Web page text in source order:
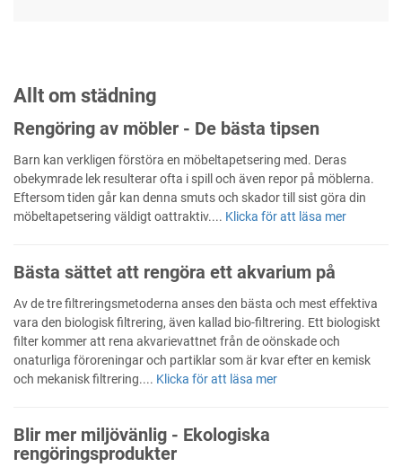
Allt om städning
Rengöring av möbler - De bästa tipsen
Barn kan verkligen förstöra en möbeltapetsering med. Deras
obekymrade lek resulterar ofta i spill och även repor på möblerna.
Eftersom tiden går kan denna smuts och skador till sist göra din
möbeltapetsering väldigt oattraktiv.... Klicka för att läsa mer
Bästa sättet att rengöra ett akvarium på
Av de tre filtreringsmetoderna anses den bästa och mest effektiva
vara den biologisk filtrering, även kallad bio-filtrering. Ett biologiskt
filter kommer att rena akvarievattnet från de oönskade och
onaturliga föroreningar och partiklar som är kvar efter en kemisk
och mekanisk filtrering.... Klicka för att läsa mer
Blir mer miljövänlig - Ekologiska
rengöringsprodukter